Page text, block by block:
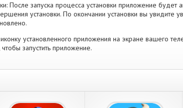
После запуска процесса установки приложение будет
установки. По окончании установки вы увидите
установленного приложения на экране вашего
запустить приложение.